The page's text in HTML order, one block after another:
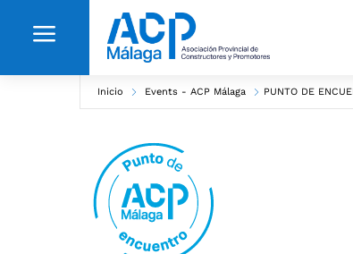
a
Inicio Events - ACP Málaga PUNTO DE